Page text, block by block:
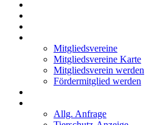
Mitgliedsvereine
Mitgliedsvereine Karte
Mitgliedsverein werden
Fördermitglied werden
Allg. Anfrage